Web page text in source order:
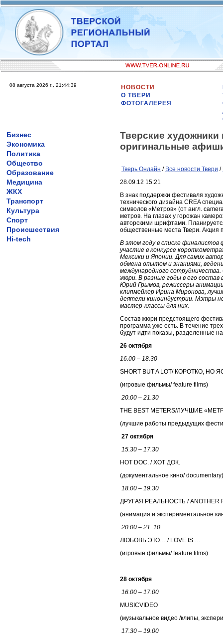
08 августа 2026 г., 21:44:39
НОВОСТИ
О ТВЕРИ
ФОТОГАЛЕРЕЯ
Бизнес
Экономика
Политика
Общество
Образование
Медицина
ЖКХ
Транспорт
Культура
Спорт
Происшествия
Hi-tech
Тверские художники
оригинальные
Тверь Онлайн / Все новости Твери /
28.09.12 15:21
В знак поддержки фестиваля
технического дизайна CREA
символов «Метров» (от англ.
метров. На глазах у горожан
авторскими шрифтами.
общественные места Твери. Акция
В этом году в списке
участие в конкурсе
Мексики и Японии. Для самих
обмена опытом и знаниями,
международного
жюри. В разные годы в его состав
Юрий Грымов, режиссеры
клипмейкер Ирина Миронова,
деятели киноиндустрии. Мэтры
мастер-классы для них.
Состав жюри предстоящего
программа уже есть. В течение
будут идти показы, разделенные
26 октября
16.00 – 18.30
SHORT BUT A LOT/ КОРОТКО, НО
(игровые фильмы/ feature films)
20.00 – 21.30
THE BEST METERS/ЛУЧШИЕ «
(лучшие работы предыдущих
27 октября
15.30 – 17.30
HOT DOC. / ХОТ ДОК.
(документальное кино/
18.00 – 19.30
ДРУГАЯ РЕАЛЬНОСТЬ / АNOTHER
(анимация и экспериментальное
20.00 – 21. 10
ЛЮБОВЬ ЭТО… / LOVE IS …
(игровые фильмы/ feature films)
28 октября
16.00 – 17.00
MUSICVIDEO
(музыкальное видео /клипы,
17.30 – 19.00